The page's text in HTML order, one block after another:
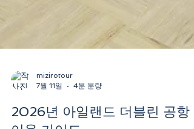
mizirotour